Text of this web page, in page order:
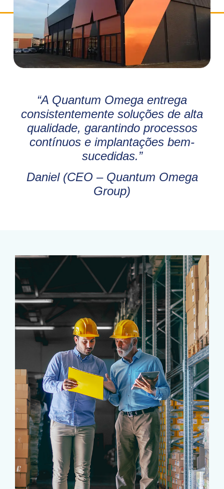
“A Quantum Omega entrega
consistentemente soluções de alta
qualidade, garantindo processos
contínuos e implantações bem-
sucedidas.”
Daniel (CEO – Quantum Omega
Group)